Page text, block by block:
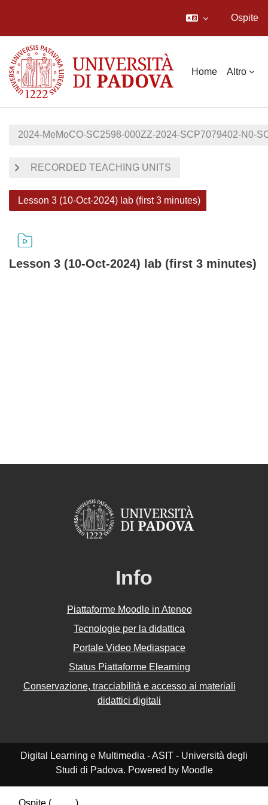
Ospite
Home Altro
2024-MeMoCO-SC2598-000ZZ-2024-SCP7079402-N0-
RECORDED TEACHING UNITS
Lesson 3 (10-Oct-2024) lab (first 3 minutes)
Lesson 3 (10-Oct-2024) lab (first 3 minutes)
Info
Piattaforme Moodle in Ateneo
Tecnologie per la didattica
Portale Video Mediaspace
Status Piattaforme Elearning
Conservazione, tracciabilità e accesso ai materiali
didattici digitali
Digital Learning e Multimedia - ASIT - Università degli
Studi di Padova. Powered by Moodle
Ospite ( )